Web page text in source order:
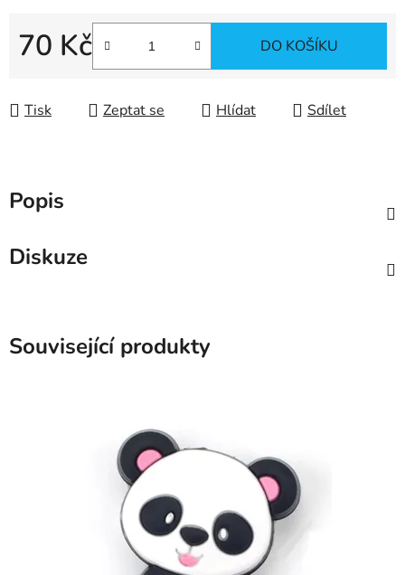
70 Kč
Měrná cena:
DO KOŠÍKU
Tisk Zeptat se Hlídat Sdílet
Popis
Diskuze
Související produkty